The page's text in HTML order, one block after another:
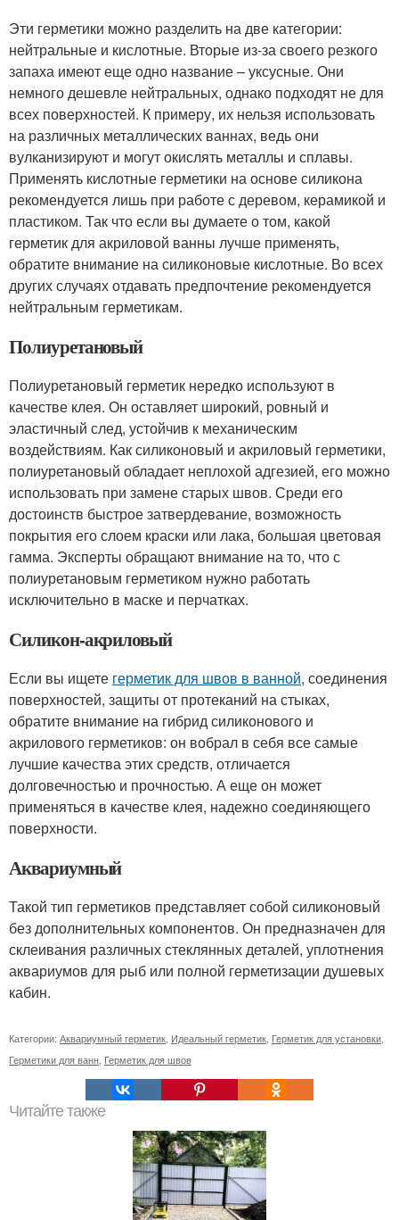
Эти герметики можно разделить на две категории:
нейтральные и кислотные. Вторые из-за своего резкого
запаха имеют еще одно название – уксусные. Они
немного дешевле нейтральных, однако подходят не для
всех поверхностей. К примеру, их нельзя использовать
на различных металлических ваннах, ведь они
вулканизируют и могут окислять металлы и сплавы.
Применять кислотные герметики на основе силикона
рекомендуется лишь при работе с деревом, керамикой и
пластиком. Так что если вы думаете о том, какой
герметик для акриловой ванны лучше применять,
обратите внимание на силиконовые кислотные. Во всех
других случаях отдавать предпочтение рекомендуется
нейтральным герметикам.
Полиуретановый
Полиуретановый герметик нередко используют в
качестве клея. Он оставляет широкий, ровный и
эластичный след, устойчив к механическим
воздействиям. Как силиконовый и акриловый герметики,
полиуретановый обладает неплохой адгезией, его можно
использовать при замене старых швов. Среди его
достоинств быстрое затвердевание, возможность
покрытия его слоем краски или лака, большая цветовая
гамма. Эксперты обращают внимание на то, что с
полиуретановым герметиком нужно работать
исключительно в маске и перчатках.
Силикон-акриловый
Если вы ищете герметик для швов в ванной, соединения
поверхностей, защиты от протеканий на стыках,
обратите внимание на гибрид силиконового и
акрилового герметиков: он вобрал в себя все самые
лучшие качества этих средств, отличается
долговечностью и прочностью. А еще он может
применяться в качестве клея, надежно соединяющего
поверхности.
Аквариумный
Такой тип герметиков представляет собой силиконовый
без дополнительных компонентов. Он предназначен для
склеивания различных стеклянных деталей, уплотнения
аквариумов для рыб или полной герметизации душевых
кабин.
Категории: Аквариумный герметик Идеальный герметик Герметик для установки
Герметики для ванн Герметик для швов
Читайте также